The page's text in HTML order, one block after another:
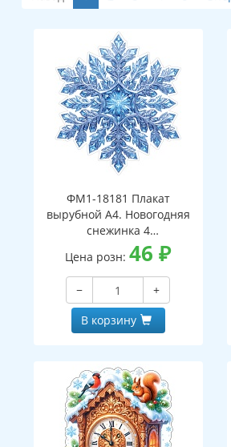
ФМ1-18181 Плакат
вырубной А4. Новогодняя
снежинка 4
(двухсторонний, ВД-лак)
Цена розн:46₽
−
+
В корзину